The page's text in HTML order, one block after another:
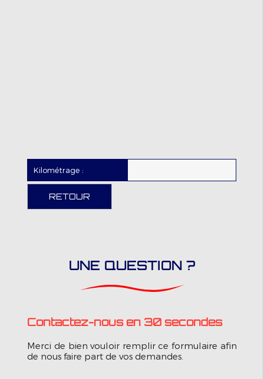
Kilométrage :
RETOUR
UNE QUESTION ?
Contactez-nous en 30 secondes
Merci de bien vouloir remplir ce formulaire afin
de nous faire part de vos demandes.